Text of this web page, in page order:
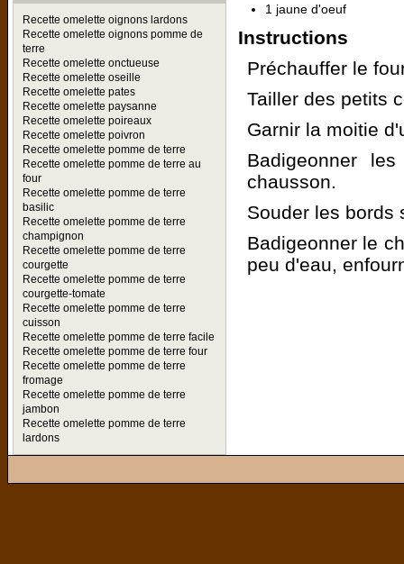
Recette omelette oignons lardons
Recette omelette oignons pomme de
terre
Recette omelette onctueuse
Recette omelette oseille
Recette omelette pates
Recette omelette paysanne
Recette omelette poireaux
Recette omelette poivron
Recette omelette pomme de terre
Recette omelette pomme de terre au
four
Recette omelette pomme de terre
basilic
Recette omelette pomme de terre
champignon
Recette omelette pomme de terre
courgette
Recette omelette pomme de terre
courgette-tomate
Recette omelette pomme de terre
cuisson
Recette omelette pomme de terre facile
Recette omelette pomme de terre four
Recette omelette pomme de terre
fromage
Recette omelette pomme de terre
jambon
Recette omelette pomme de terre
lardons
1 jaune d'oeuf
Instructions
Préchauffer le
Tailler des petits
Garnir la moitie
Badigeonner
chausson.
Souder les bords
Badigeonner le
peu d'eau,